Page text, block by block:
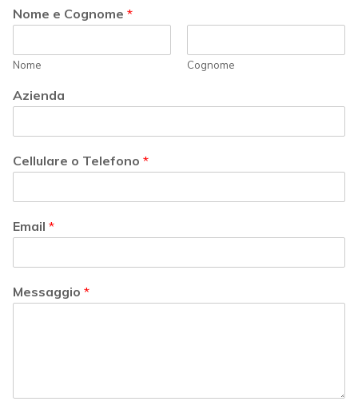
Nome e Cognome *
Nome Cognome
Azienda
Cellulare o Telefono *
Email *
Messaggio *